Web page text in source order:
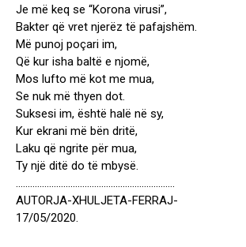
Je më keq se “Korona virusi”,
Bakter që vret njerëz të pafajshëm.
Më punoj poçari im,
Që kur isha baltë e njomë,
Mos lufto më kot me mua,
Se nuk më thyen dot.
Suksesi im, është halë në sy,
Kur ekrani më bën dritë,
Laku që ngrite për mua,
Ty një ditë do të mbysë.
………………………………………………………….
AUTORJA-XHULJETA-FERRAJ-
17/05/2020.